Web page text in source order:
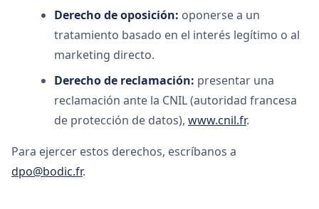
Derecho de oposición: oponerse a un
tratamiento basado en el interés legítimo o al
marketing directo.
Derecho de reclamación: presentar una
reclamación ante la CNIL (autoridad francesa
de protección de datos), www.cnil.fr.
Para ejercer estos derechos, escríbanos a
dpo@bodic.fr.